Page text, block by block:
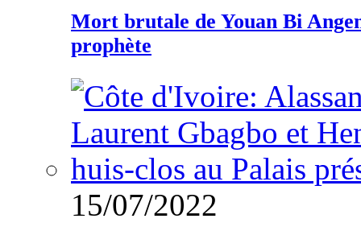
Mort brutale de Youan Bi
prophète
15/07/2022